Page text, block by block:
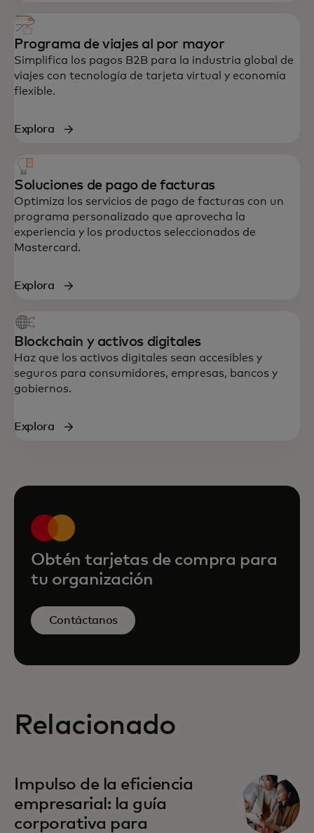
Programa de viajes al por mayor
Simplifica los pagos B2B para la industria global de
viajes con tecnología de tarjeta virtual y economía
flexible.
Explora
Soluciones de pago de facturas
Optimiza los servicios de pago de facturas con un
programa personalizado que aprovecha la
experiencia y los productos seleccionados de
Mastercard.
Explora
Blockchain y activos digitales
Haz que los activos digitales sean accesibles y
seguros para consumidores, empresas, bancos y
gobiernos.
Explora
Obtén tarjetas de compra para
tu organización
Contáctanos
Relacionado
Impulso de la eficiencia
empresarial: la guía
corporativa para